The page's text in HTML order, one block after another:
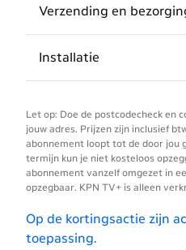
Verzending en
Installatie
Let op: Doe de postcodecheck en
jouw adres. Prijzen zijn inclusief
abonnement loopt tot de door jou
termijn kun je niet kosteloos
abonnement vanzelf omgezet in
opzegbaar. KPN TV+ is alleen
Op de kortingsactie zijn
toepassing.